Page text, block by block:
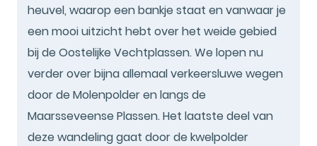
heuvel, waarop een bankje staat en vanwaar je
een mooi uitzicht hebt over het weide gebied
bij de Oostelijke Vechtplassen. We lopen nu
verder over bijna allemaal verkeersluwe wegen
door de Molenpolder en langs de
Maarsseveense Plassen. Het laatste deel van
deze wandeling gaat door de kwelpolder